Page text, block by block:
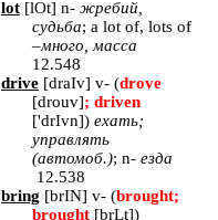
lot [lOt] n- жребий
судьба; a lot of, lots of
–много
масса
12.548
drive [draIv] v- (drove
[drouv]; driven
['drIvn]) ехать;
управлять
(автомоб.); n- езда
12.538
bring [brIN] v- (brought;
brought [brLt])